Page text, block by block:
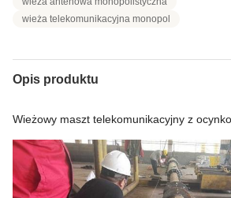
wieża telekomunikacyjna monopol
Opis produktu
Wieżowy maszt telekomunikacyjny z